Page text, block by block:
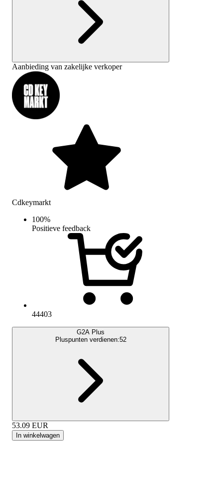
Aanbieding van zakelijke verkoper
Cdkeymarkt
100%
Positieve feedback
44403
G2A Plus
Pluspunten verdienen:52
53.09 EUR
In winkelwagen